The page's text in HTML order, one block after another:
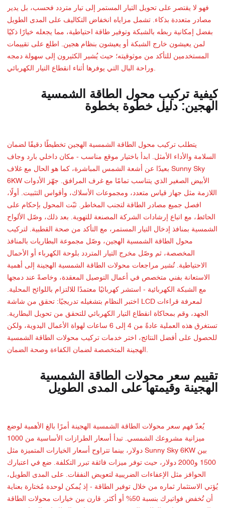
فهو لا يقتصر على تحويل التيار المستمر إلى تيار متردد فحسب، بل يدير
مصادر متعددة بذكاء. تشمل مزاياه انخفاض التكاليف على المدى الطويل
بفضل إمكانية ربطه بالشبكة وتوفير طاقة احتياطية، مما يجعله خيارًا ذكيًا
لمن يعيشون خارج الشبكة أو يعيشون بنظام هجين. اطلع على تقييمات
المستخدمين للتأكد من موثوقيته؛ حيث يُشير الكثيرون إلى سهولة دمجه
وراحة البال التي يوفرها أثناء انقطاع التيار الكهربائي.
كيفية تركيب محول الطاقة الشمسية
الهجين: دليل خطوة بخطوة
يتطلب تركيب محول الطاقة الشمسية الهجين تخطيطًا دقيقًا لضمان
السلامة والأداء الأمثل. ابدأ باختيار موقع مناسب - مكان داخلي بارد وجاف
بعيدًا عن أشعة الشمس المباشرة، كما هو الحال مع غلاف Sunny Sky
6KW الأبيض الصغير الذي يتناسب تمامًا مع غرف المرافق. جهّز الأدوات
اللازمة مثل جهاز قياس متعدد، ومجموعات الأسلاك، وأقواس التثبيت. أولًا،
افصل جميع مصادر الطاقة لتجنب المخاطر. ثبّت المحول بإحكام على
الحائط، مع اتباع إرشادات الشركة المصنعة للتهوية. بعد ذلك، وصّل الألواح
الشمسية بمنافذ إدخال التيار المستمر، مع التأكد من صحة القطبية. لتركيب
محول الطاقة الشمسية الهجين، وصّل مجموعة البطاريات بالمنافذ
المخصصة، ثم وصّل مخرج التيار المتردد بلوحة الكهرباء أو الأحمال
الاحتياطية. تُشير مراجعات محولات الطاقة الشمسية الهجينة إلى أهمية
الاستعانة بفني متخصص في أعمال التوصيل المعقدة، وخاصةً عند دمجها
مع الشبكة الكهربائية - استشر كهربائيًا معتمدًا للالتزام باللوائح المحلية.
اختبر النظام بتشغيله تدريجيًا: تحقق من شاشة LCD لمعرفة قراءات
الجهد، وقم بمحاكاة انقطاع التيار الكهربائي للتحقق من تحويل البطارية.
تستغرق هذه العملية عادةً من 4 إلى 6 ساعات لهواة الأعمال اليدوية، ولكن
للحصول على أفضل النتائج، اختر خدمات تركيب محولات الطاقة الشمسية
الهجينة المتخصصة لضمان الكفاءة وصحة الضمان.
تقييم سعر محولات الطاقة الشمسية
الهجينة وقيمتها على المدى الطويل
يُعدّ فهم سعر محولات الطاقة الشمسية الهجينة أمرًا بالغ الأهمية لوضع
ميزانية مشروعك الشمسي. تبدأ أسعار الطرازات الأساسية من 1000
دولار، بينما تتراوح أسعار الخيارات المتميزة مثل Sunny Sky 6KW بين
1500 و2000 دولار، حيث توفر ميزات فائقة تبرر التكلفة. ضع في اعتبارك
الحوافز مثل الإعفاءات الضريبية لتعويض النفقات. على المدى الطويل،
يُؤتي الاستثمار ثماره من خلال توفير الطاقة - إذ يُمكن لوحدة مُختارة بعناية
أن تُخفض فواتيرك بنسبة 50% أو أكثر. قارن بين خيارات محولات الطاقة